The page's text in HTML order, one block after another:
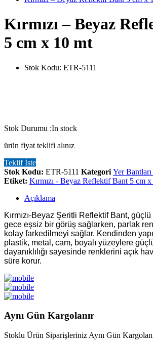
Kırmızı – Beyaz
5 cm x 10 mt
Stok Kodu: ETR-5111
Stok Durumu :In stock
ürün fiyat teklifi alınız
Teklif İste
Stok Kodu: ETR-5111 Kategori Yer
Etiket: Kırmızı - Beyaz Reflektif Bant 5 cm
Açıklama
Kırmızı-Beyaz Şeritli Reflektif Bant,
gece eşsiz bir görüş sağlarken, parlak
kolay farkedilmeyi sağlar. Kendinden
plastik, metal, cam, boyalı yüzeylere
dayanıklılığı sayesinde renklerini açık
süre korur.
Aynı Gün Kargolanır
Stoklu Ürün Siparişleriniz Aynı Gün